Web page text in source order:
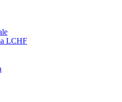
LCHF